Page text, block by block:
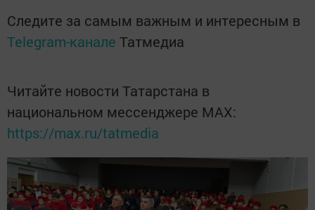
Следите за самым важным и интересным в
Telegram-канале Татмедиа
Читайте новости Татарстана в
национальном мессенджере MАХ:
https://max.ru/tatmedia